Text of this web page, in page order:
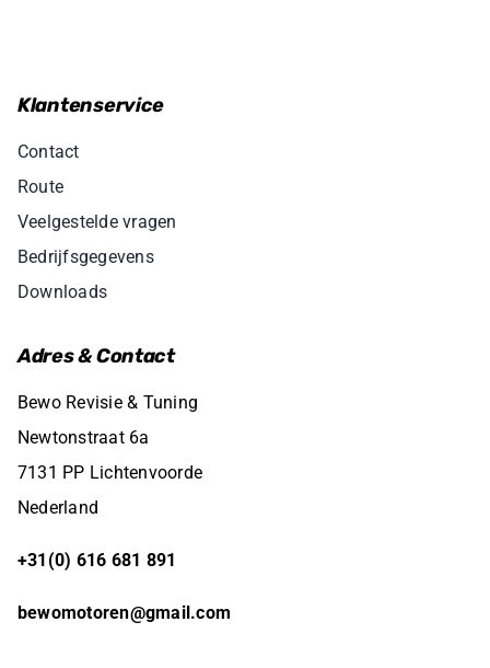
Klantenservice
Contact
Route
Veelgestelde vragen
Bedrijfsgegevens
Downloads
Adres & Contact
Bewo Revisie & Tuning
Newtonstraat 6a
7131 PP Lichtenvoorde
Nederland
+31(0) 616 681 891
bewomotoren@gmail.com